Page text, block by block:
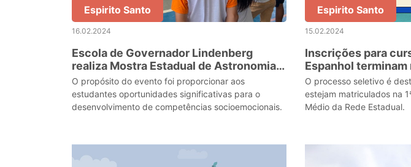
Espirito Santo
16.02.2024
Escola de Governador Lindenberg
realiza Mostra Estadual de Astronomia
do Espírito Santo
O propósito do evento foi proporcionar aos
estudantes oportunidades significativas para o
desenvolvimento de competências socioemocionais.
Espirito Santo
15.02.2024
Inscrições para
Espanhol
feira (23)
O processo seletivo é
estejam matriculados na
Médio da Rede Estadual.